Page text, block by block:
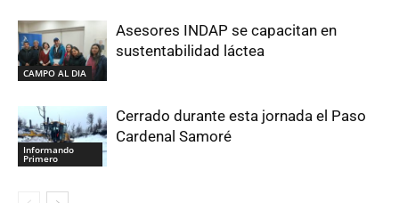
CAMPO AL DIA
Asesores INDAP se capacitan en
sustentabilidad láctea
Informando
Primero
Cerrado durante esta jornada el Paso
Cardenal Samoré